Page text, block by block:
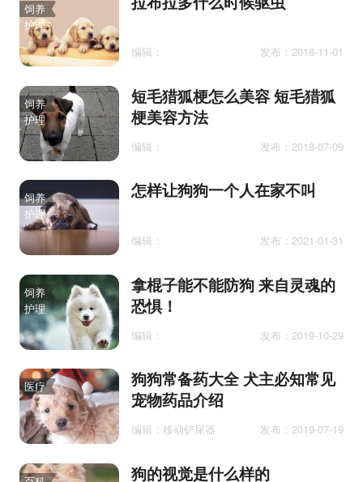
饲养
护理
编辑： 发布：2018-11-01
饲养
护理
短毛猎狐梗怎么美容 短毛猎狐
梗美容方法
编辑： 发布：2018-07-09
饲养
护理
怎样让狗狗一个人在家不叫
编辑： 发布：2021-01-31
饲养
护理
拿棍子能不能防狗 来自灵魂的
恐惧！
编辑： 发布：2019-10-29
医疗
狗狗常备药大全 犬主必知常见
宠物药品介绍
编辑：移动铲屎器 发布：2019-07-19
狗的视觉是什么样的